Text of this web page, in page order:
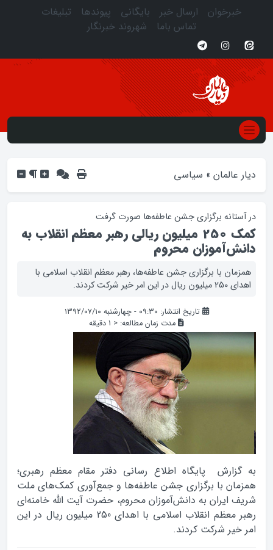
خبرخوان ارسال خبر بایگانی پیوندها
تبلیغات
تماس باما
شهروند خبرنگار
دیار عالمان » سیاسی
در آستانه برگزاري جشن عاطفه‌ها صورت گرفت
کمک 250 میلیون ریالی رهبر معظم انقلاب به
دانش‌آموزان محروم
همزمان با برگزاری جشن عاطفه‌ها، رهبر معظم انقلاب اسلامی با
اهدای 250 میلیون ریال در این امر خیر شرکت كردند.
تاریخ انتشار: ۰۹:۳۰ - چهارشنبه ۱۳۹۲/۰۷/۱۰
مدت زمان مطالعه: < 1 دقیقه
به گزارش پایگاه اطلاع رسانی دفتر مقام معظم رهبری؛
همزمان با برگزاری جشن عاطفه‌ها و جمع‌آوری كمك‌های ملت
شریف ایران به دانش‌آموزان محروم، حضرت آیت الله خامنه‌ای
رهبر معظم انقلاب اسلامی با اهدای 250 میلیون ریال در این
امر خیر شرکت كردند.